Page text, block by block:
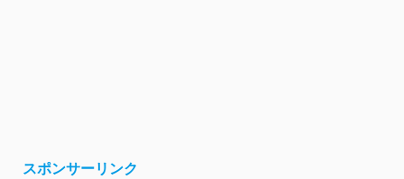
スポンサーリンク